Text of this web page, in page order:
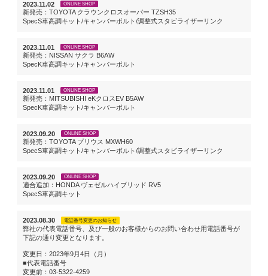
2023.11.02 ONLINE SHOP
新発売：TOYOTA クラウンクロスオーバー TZSH35
SpecS車高調キット/キャンバーボルト/調整式スタビライザーリンク
2023.11.01 ONLINE SHOP
新発売：NISSAN サクラ B6AW
SpecK車高調キット/キャンバーボルト
2023.11.01 ONLINE SHOP
新発売：MITSUBISHI eKクロスEV B5AW
SpecK車高調キット/キャンバーボルト
2023.09.20 ONLINE SHOP
新発売：TOYOTA プリウス MXWH60
SpecS車高調キット/キャンバーボルト/調整式スタビライザーリンク
2023.09.20 ONLINE SHOP
適合追加：HONDA ヴェゼルハイブリッド RV5
SpecS車高調キット
2023.08.30 電話番号変更のお知らせ
弊社の代表電話番号、及び一般のお客様からのお問い合わせ用電話番号が
下記の通り変更となります。
変更日：2023年9月4日（月）
■代表電話番号
変更前：03-5322-4259